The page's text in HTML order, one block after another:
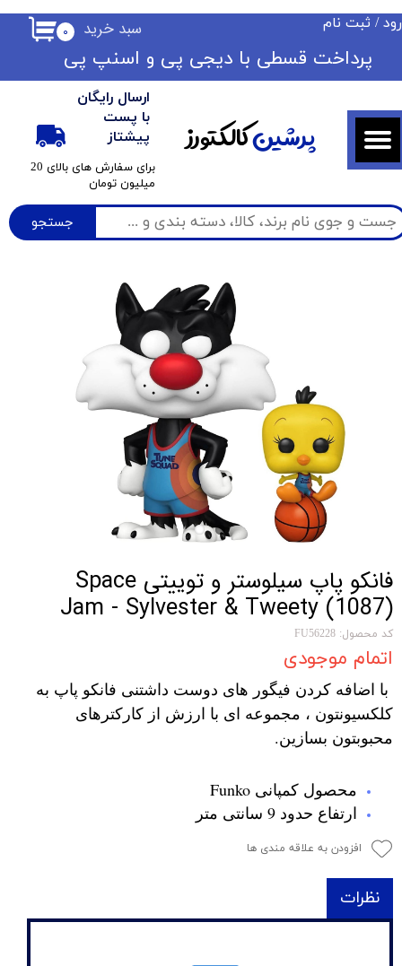
جستجو
ارسال رایگان
با پست
پیشتاز
​برای سفارش های بالای 20
میلیون تومان
۰ سبد خرید / ثبت نام
حساب کاربری من
تغییر گذر واژه
سفارشات
خروج از حساب کاربری
​​پرداخت قسطی با دیجی پی ​​​​​​​و اسنپ پی
پرشینکالکتورز
فانکو پاپ سیلوستر و توییتی Space
Jam - Sylvester & Tweety (1087)
کد محصول: FU56228
اتمام موجودی
با اضافه کردن فیگور های دوست داشتنی فانکو پاپ به
کلکسیونتون ، مجموعه ای با ارزش از کارکترهای
محبوبتون بسازین.
محصول کمپانی Funko
ارتفاع حدود 9 سانتی متر
افزودن به علاقه مندی ها
نظرات